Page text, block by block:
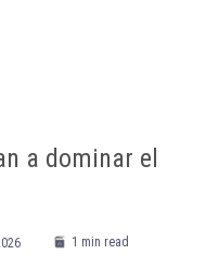
a dominar el
1 min read